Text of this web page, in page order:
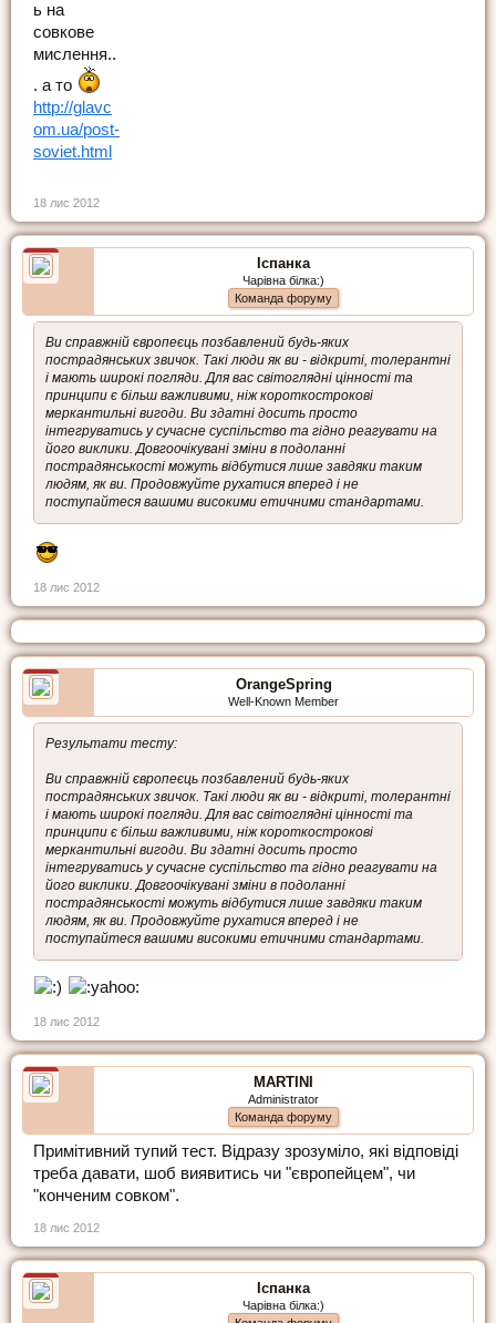
ь на
совкове
мислення..
. а то
http://glavc
om.ua/post-
soviet.html
18 лис 2012
Іспанка
Чарівна білка:)
Команда форуму
Ви справжній європеєць позбавлений будь-яких
пострадянських звичок. Такі люди як ви - відкриті, толерантні
і мають широкі погляди. Для вас світоглядні цінності та
принципи є більш важливими, ніж короткострокові
меркантильні вигоди. Ви здатні досить просто
інтегруватись у сучасне суспільство та гідно реагувати на
його виклики. Довгоочікувані зміни в подоланні
пострадянськості можуть відбутися лише завдяки таким
людям, як ви. Продовжуйте рухатися вперед і не
поступайтеся вашими високими етичними стандартами.
18 лис 2012
OrangeSpring
Well-Known Member
Результати тесту:
Ви справжній європеєць позбавлений будь-яких
пострадянських звичок. Такі люди як ви - відкриті, толерантні
і мають широкі погляди. Для вас світоглядні цінності та
принципи є більш важливими, ніж короткострокові
меркантильні вигоди. Ви здатні досить просто
інтегруватись у сучасне суспільство та гідно реагувати на
його виклики. Довгоочікувані зміни в подоланні
пострадянськості можуть відбутися лише завдяки таким
людям, як ви. Продовжуйте рухатися вперед і не
поступайтеся вашими високими етичними стандартами.
18 лис 2012
MARTINI
Administrator
Команда форуму
Примітивний тупий тест. Відразу зрозуміло, які відповіді
треба давати, шоб виявитись чи "європейцем", чи
"конченим совком".
18 лис 2012
Іспанка
Чарівна білка:)